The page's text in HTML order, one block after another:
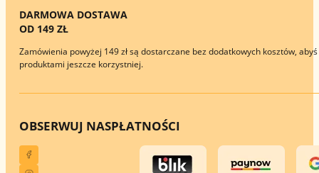
DARMOWA DOSTAWA
OD 149 ZŁ
Zamówienia powyżej 149 zł są dostarczane bez dodatkowych kosztów,
produktami jeszcze korzystniej.
OBSERWUJ NASPŁATNOŚCI